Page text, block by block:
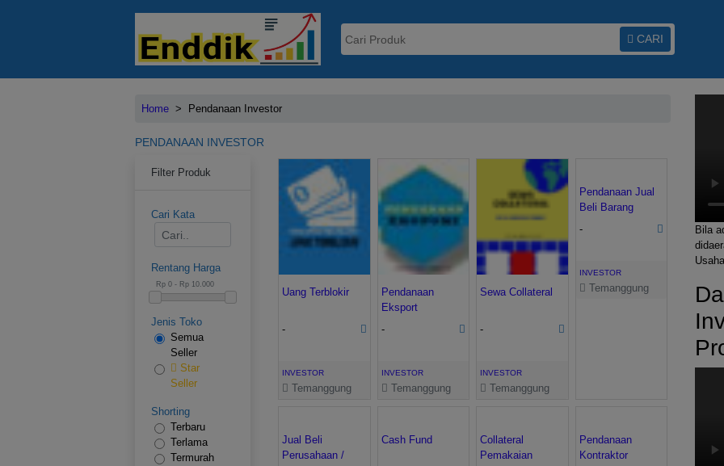
CARI
Home > Pendanaan Investor
PENDANAAN INVESTOR
Filter Produk
Cari Kata
Rentang Harga
Jenis Toko
Semua
Seller
Star
Seller
Shorting
Terbaru
Terlama
Termurah
Uang Terblokir
-
INVESTOR
Temanggung
Pendanaan
Eksport
-
INVESTOR
Temanggung
Sewa Collateral
-
INVESTOR
Temanggung
Pendanaan Jual
Beli Barang
-
INVESTOR
Temanggung
Jual Beli
Perusahaan /
Cash Fund
Collateral
Pemakaian
Pendanaan
Kontraktor
Bila